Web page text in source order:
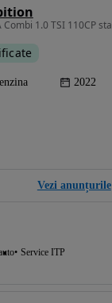
2022
Vezi anunțurile
Service ITP